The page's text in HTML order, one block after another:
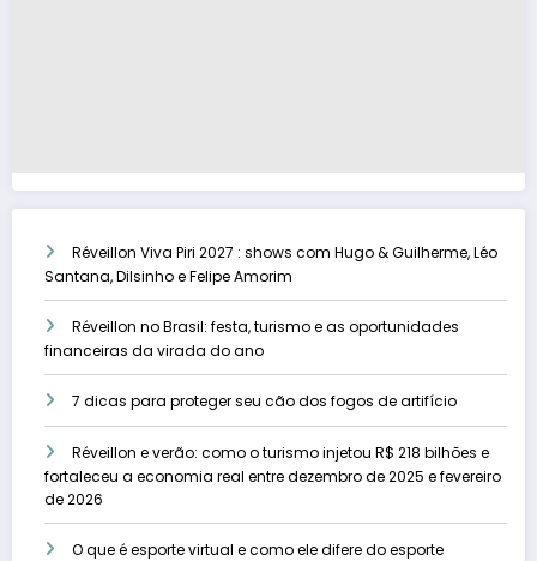
Réveillon Viva Piri 2027 : shows com Hugo & Guilherme, Léo
Santana, Dilsinho e Felipe Amorim
Réveillon no Brasil: festa, turismo e as oportunidades
financeiras da virada do ano
7 dicas para proteger seu cão dos fogos de artifício
Réveillon e verão: como o turismo injetou R$ 218 bilhões e
fortaleceu a economia real entre dezembro de 2025 e fevereiro
de 2026
O que é esporte virtual e como ele difere do esporte